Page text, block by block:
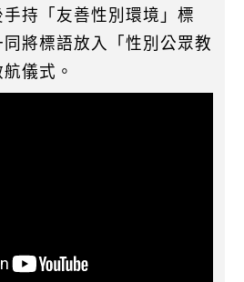
持「友善性別環境」標
將標語放入「性別公眾教
儀式。